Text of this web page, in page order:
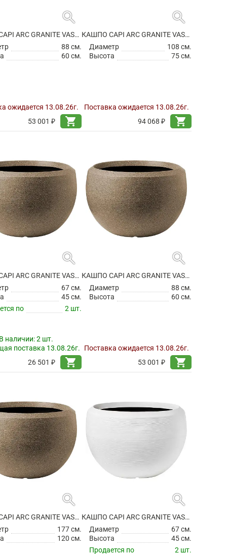
search
КАШПО CAPI ARC GRANITE VASE BALL BLACK
88 см.
60 см.
ожидается 13.08.26г.
53 001 ₽
shopping_cart
search
КАШПО CAPI ARC GRANITE VASE BALL BLACK
Диаметр
108 см.
Высота
75 см.
Поставка ожидается 13.08.26г.
94 068 ₽
shopping_cart
search
КАШПО CAPI ARC GRANITE VASE BALL WARM TAUPE
67 см.
45 см.
по
2 шт.
наличии:2 шт.
поставка 13.08.26г.
26 501 ₽
shopping_cart
search
КАШПО CAPI ARC GRANITE VASE BALL WARM TAUPE
Диаметр
88 см.
Высота
60 см.
Поставка ожидается 13.08.26г.
53 001 ₽
shopping_cart
search
КАШПО CAPI ARC GRANITE VASE BALL WARM TAUPE
177 см.
120 см.
search
КАШПО CAPI ARC GRANITE VASE BALL WHITE
Диаметр
67 см.
Высота
45 см.
Продается по
2 шт.